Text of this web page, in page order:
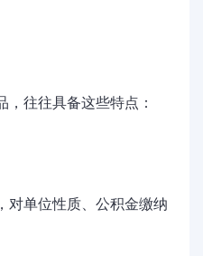
，往往具备这些特点：
对单位性质、公积金缴纳